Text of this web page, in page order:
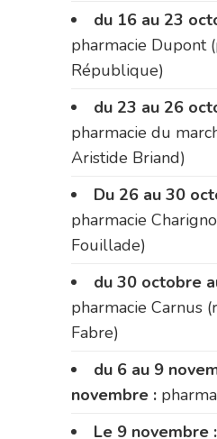
du 16 au 23
pharmacie Dupont
République)
du 23 au 26
pharmacie du
Aristide Briand)
Du 26 au 30
pharmacie
Fouillade)
du 30 octobre
pharmacie Carnus
Fabre)
du 6 au 9
novembre :
Le 9 novembre :